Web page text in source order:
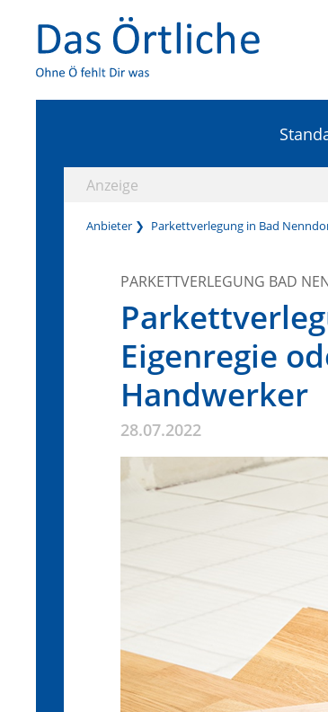
Anzeige
Anbieter Parkettverlegung in Bad
PARKETTVERLEGUNG BAD
Eigenregie
Handwerker
28.07.2022